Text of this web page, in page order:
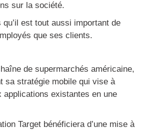
sur la société.
est tout aussi important de
que ses clients.
de supermarchés américaine,
sa stratégie mobile qui vise à
applications existantes en une
Target bénéficiera d’une mise à